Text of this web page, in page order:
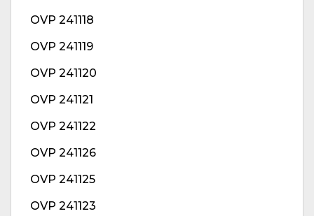
OVP 241118
OVP 241119
OVP 241120
OVP 241121
OVP 241122
OVP 241126
OVP 241125
OVP 241123